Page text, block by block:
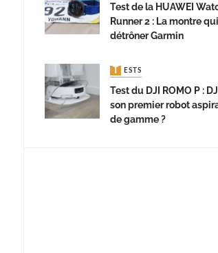
Test de la HUAWEI
Runner 2 : La montre
détrôner Garmin
TESTS
Test du DJI ROMO P :
son premier robot
de gamme ?